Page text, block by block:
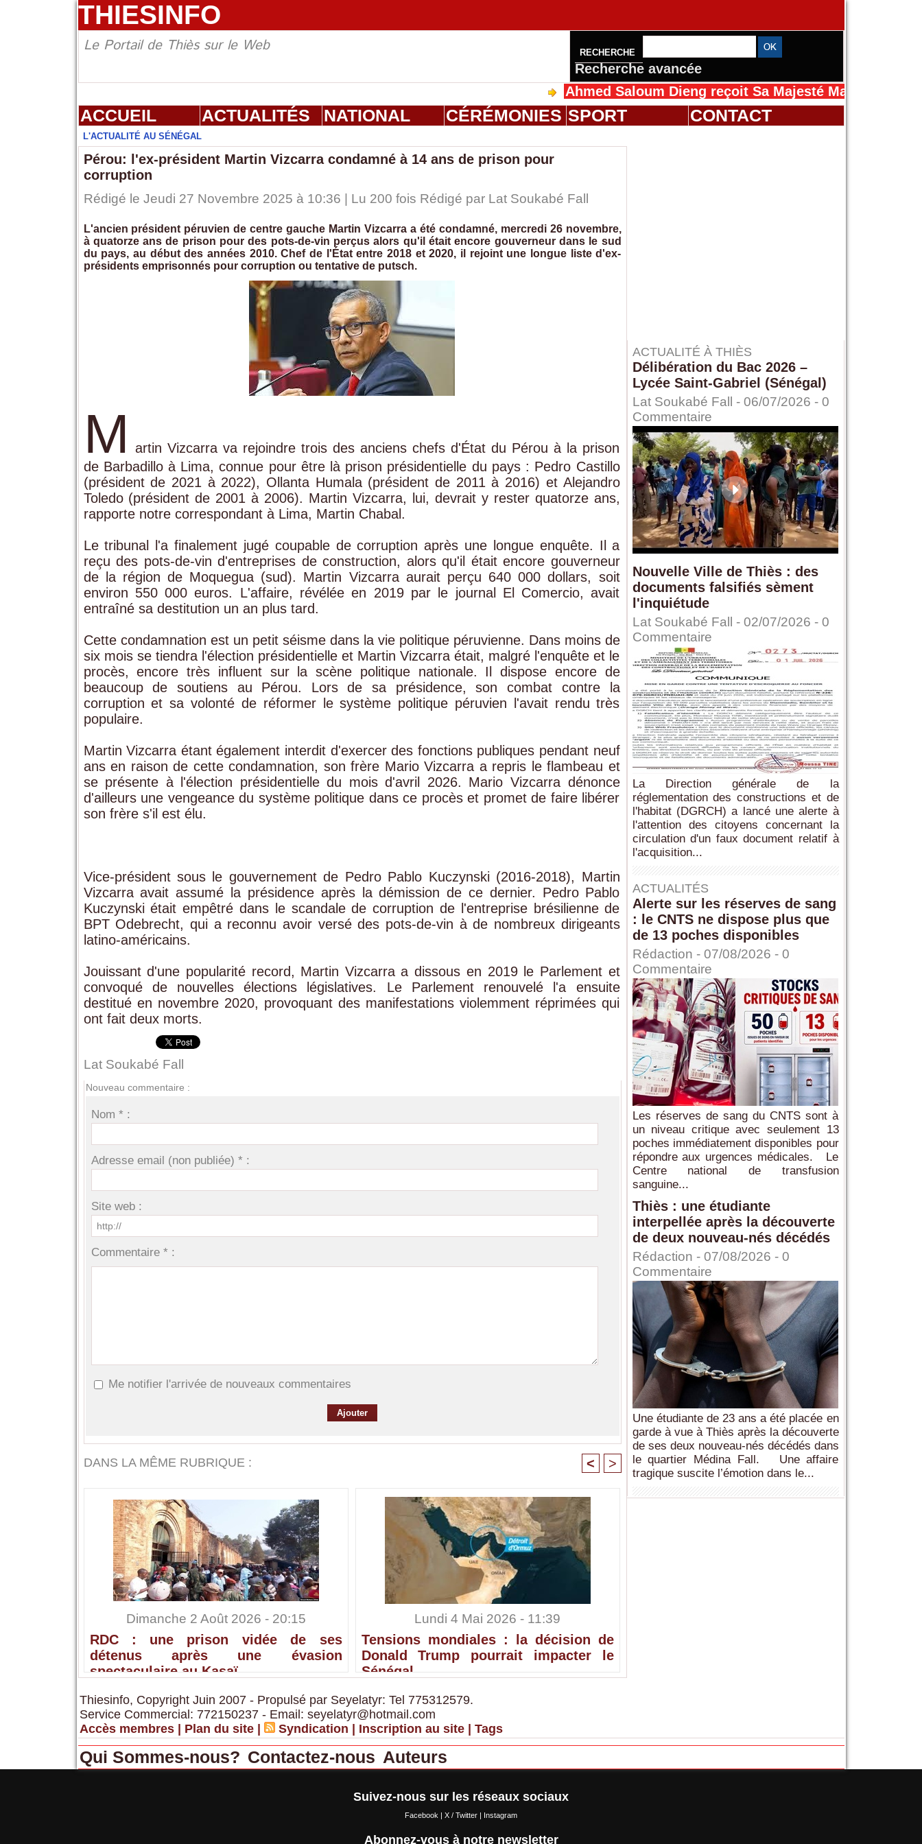
THIESINFO
Le Portail de Thiès sur le Web RECHERCHE
Recherche avancée
Ahmed Saloum Dieng reçoit Sa Majesté Mansah Cissé au
ACCUEIL ACTUALITÉS NATIONAL CÉRÉMONIES SPORT CONTACT
L'ACTUALITÉ AU SÉNÉGAL
Pérou: l'ex-président Martin Vizcarra condamné à 14 ans de prison pour
corruption
Rédigé le Jeudi 27 Novembre 2025 à 10:36 | Lu 200 fois Rédigé par Lat Soukabé Fall
L'ancien président péruvien de centre gauche Martin Vizcarra a été condamné, mercredi 26 novembre,
à quatorze ans de prison pour des pots-de-vin perçus alors qu'il était encore gouverneur dans le sud
du pays, au début des années 2010. Chef de l'État entre 2018 et 2020, il rejoint une longue liste d'ex-
présidents emprisonnés pour corruption ou tentative de putsch.
M
artin Vizcarra va rejoindre trois des anciens chefs d'État du Pérou à la prison
de Barbadillo à Lima, connue pour être là prison présidentielle du pays : Pedro Castillo
(président de 2021 à 2022), Ollanta Humala (président de 2011 à 2016) et Alejandro
Toledo (président de 2001 à 2006). Martin Vizcarra, lui, devrait y rester quatorze ans,
rapporte notre correspondant à Lima, Martin Chabal.
Le tribunal l'a finalement jugé coupable de corruption après une longue enquête. Il a
reçu des pots-de-vin d'entreprises de construction, alors qu'il était encore gouverneur
de la région de Moquegua (sud). Martin Vizcarra aurait perçu 640 000 dollars, soit
environ 550 000 euros. L'affaire, révélée en 2019 par le journal El Comercio, avait
entraîné sa destitution un an plus tard.
Cette condamnation est un petit séisme dans la vie politique péruvienne. Dans moins de
six mois se tiendra l'élection présidentielle et Martin Vizcarra était, malgré l'enquête et le
procès, encore très influent sur la scène politique nationale. Il dispose encore de
beaucoup de soutiens au Pérou. Lors de sa présidence, son combat contre la
corruption et sa volonté de réformer le système politique péruvien l'avait rendu très
populaire.
Martin Vizcarra étant également interdit d'exercer des fonctions publiques pendant neuf
ans en raison de cette condamnation, son frère Mario Vizcarra a repris le flambeau et
se présente à l'élection présidentielle du mois d'avril 2026. Mario Vizcarra dénonce
d'ailleurs une vengeance du système politique dans ce procès et promet de faire libérer
son frère s'il est élu.
Vice-président sous le gouvernement de Pedro Pablo Kuczynski (2016-2018), Martin
Vizcarra avait assumé la présidence après la démission de ce dernier. Pedro Pablo
Kuczynski était empêtré dans le scandale de corruption de l'entreprise brésilienne de
BPT Odebrecht, qui a reconnu avoir versé des pots-de-vin à de nombreux dirigeants
latino-américains.
Jouissant d'une popularité record, Martin Vizcarra a dissous en 2019 le Parlement et
convoqué de nouvelles élections législatives. Le Parlement renouvelé l'a ensuite
destitué en novembre 2020, provoquant des manifestations violemment réprimées qui
ont fait deux morts.
Lat Soukabé Fall
Nouveau commentaire :
Nom * :
Adresse email (non publiée) * :
Site web :
Commentaire * :
Me notifier l'arrivée de nouveaux commentaires
DANS LA MÊME RUBRIQUE : < >
Dimanche 2 Août 2026 - 20:15
RDC : une prison vidée de ses
détenus après une évasion
spectaculaire au Kasaï
Lundi 4 Mai 2026 - 11:39
Tensions mondiales : la décision de
Donald Trump pourrait impacter le
Sénégal
ACTUALITÉ À THIÈS
Délibération du Bac 2026 –
Lycée Saint-Gabriel (Sénégal)
Lat Soukabé Fall - 06/07/2026 - 0
Commentaire
Nouvelle Ville de Thiès : des
documents falsifiés sèment
l'inquiétude
Lat Soukabé Fall - 02/07/2026 - 0
Commentaire
La Direction générale de la
réglementation des constructions et de
l'habitat (DGRCH) a lancé une alerte à
l'attention des citoyens concernant la
circulation d'un faux document relatif à
l'acquisition...
ACTUALITÉS
Alerte sur les réserves de sang
: le CNTS ne dispose plus que
de 13 poches disponibles
Rédaction - 07/08/2026 - 0
Commentaire
Les réserves de sang du CNTS sont à
un niveau critique avec seulement 13
poches immédiatement disponibles pour
répondre aux urgences médicales. Le
Centre national de transfusion
sanguine...
Thiès : une étudiante
interpellée après la découverte
de deux nouveau-nés décédés
Rédaction - 07/08/2026 - 0
Commentaire
Une étudiante de 23 ans a été placée en
garde à vue à Thiès après la découverte
de ses deux nouveau-nés décédés dans
le quartier Médina Fall. Une affaire
tragique suscite l’émotion dans le...
Thiesinfo, Copyright Juin 2007 - Propulsé par Seyelatyr: Tel 775312579.
Service Commercial: 772150237 - Email: seyelatyr@hotmail.com
Accès membres
Plan du site Syndication Inscription au site Tags
Qui Sommes-nous? Contactez-nous Auteurs
Suivez-nous sur les réseaux sociaux
Facebook | X / Twitter | Instagram
Abonnez-vous à notre newsletter